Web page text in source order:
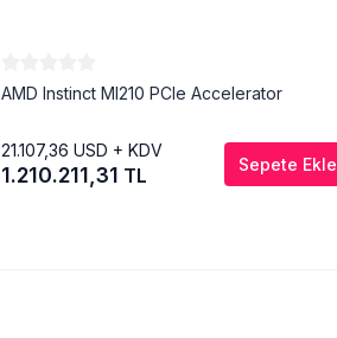
AMD Instinct MI210 PCIe Accelerator
21.107,36 USD + KDV
1.210.211,31 TL Sepete Ekle